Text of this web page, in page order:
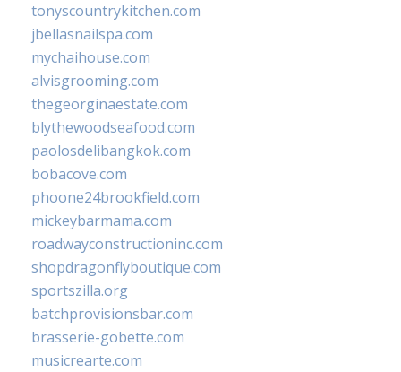
tonyscountrykitchen.com
jbellasnailspa.com
mychaihouse.com
alvisgrooming.com
thegeorginaestate.com
blythewoodseafood.com
paolosdelibangkok.com
bobacove.com
phoone24brookfield.com
mickeybarmama.com
roadwayconstructioninc.com
shopdragonflyboutique.com
sportszilla.org
batchprovisionsbar.com
brasserie-gobette.com
musicrearte.com